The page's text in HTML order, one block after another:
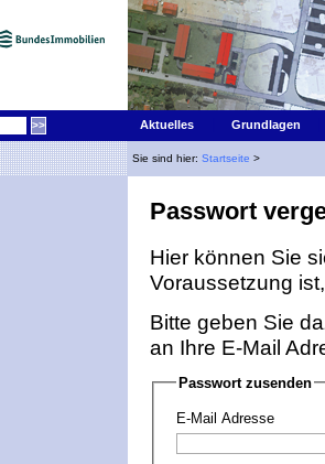
Aktuelles Grundlagen
Sie sind hier: Startseite >
Passwort
Hier können Sie
Voraussetzung
Bitte geben Sie
an Ihre E-Mail
Passwort zusenden
E-Mail Adresse